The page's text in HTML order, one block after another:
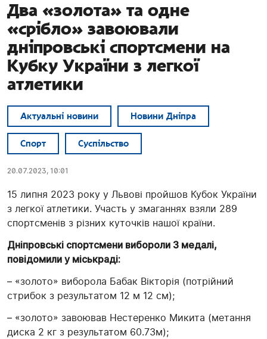
Два «золота» та одне
«срібло» завоювали
дніпровські спортсмени на
Кубку України з легкої
атлетики
Актуальні новини Новини Дніпра
Спорт Суспільство
20.07.2023, 10:01
15 липня 2023 року у Львові пройшов Кубок України
з легкої атлетики. Участь у змаганнях взяли 289
спортсменів з різних куточків нашої країни.
Дніпровські спортсмени вибороли 3 медалі,
повідомили у міськраді:
– «золото» виборола Бабак Вікторія (потрійний
стрибок з результатом 12 м 12 см);
– «золото» завоював Нестеренко Микита (метання
диска 2 кг з результатом 60.73м);